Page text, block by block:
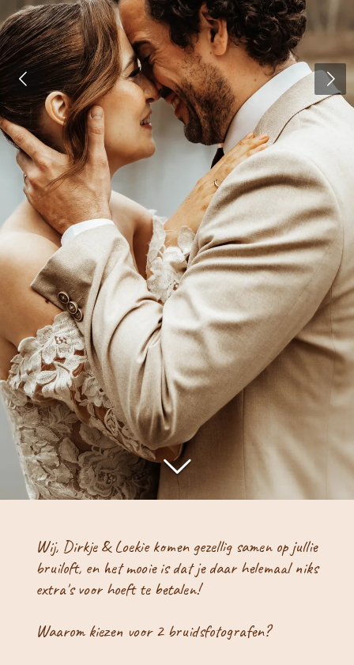
Wij, Dirkje & Loekie komen gezellig samen op jullie
bruiloft, en het mooie is dat je daar helemaal niks
extra's voor hoeft te betalen!
Waarom kiezen voor 2 bruidsfotografen?